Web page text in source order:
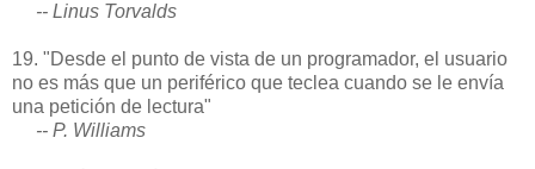
-- Linus Torvalds
19. "Desde el punto de vista de un programador, el usuario
no es más que un periférico que teclea cuando se le envía
una petición de lectura"
-- P. Williams